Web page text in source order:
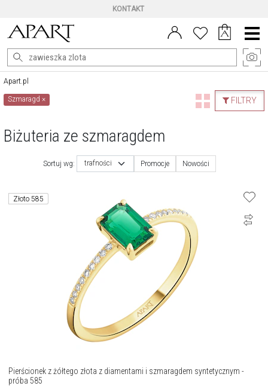
DLA WIĘKSZOŚCI PRODUKTÓW
Menu
główne
Apart.pl
FILTRY
Szmaragd×
Biżuteria ze szmaragdem
Sortuj wg: trafności Promocje Nowości
Złoto 585
Pierścionek z żółtego złota z diamentami i szmaragdem syntetycznym -
próba 585